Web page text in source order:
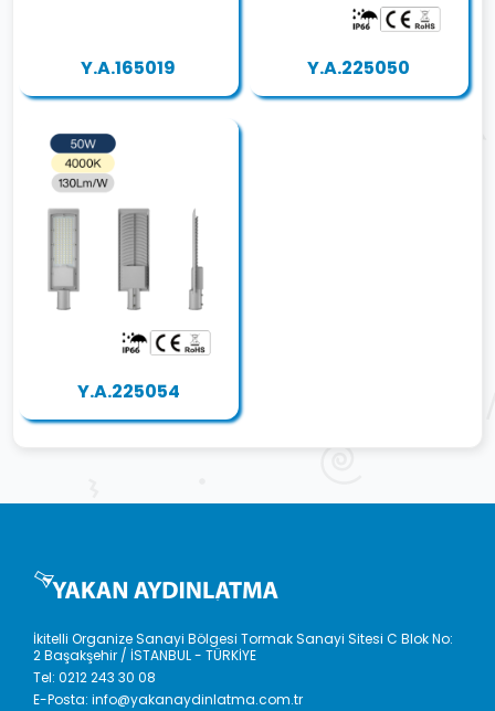
Y.A.165019 Y.A.225050
Y.A.225054
İkitelli Organize Sanayi Bölgesi Tormak Sanayi Sitesi C Blok No:
2 Başakşehir / İSTANBUL - TÜRKİYE
Tel:0212 243 30 08
E-Posta:info@yakanaydinlatma.com.tr